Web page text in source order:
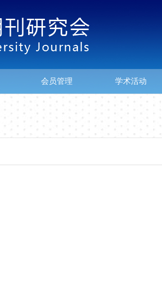
会员管理 学术活动